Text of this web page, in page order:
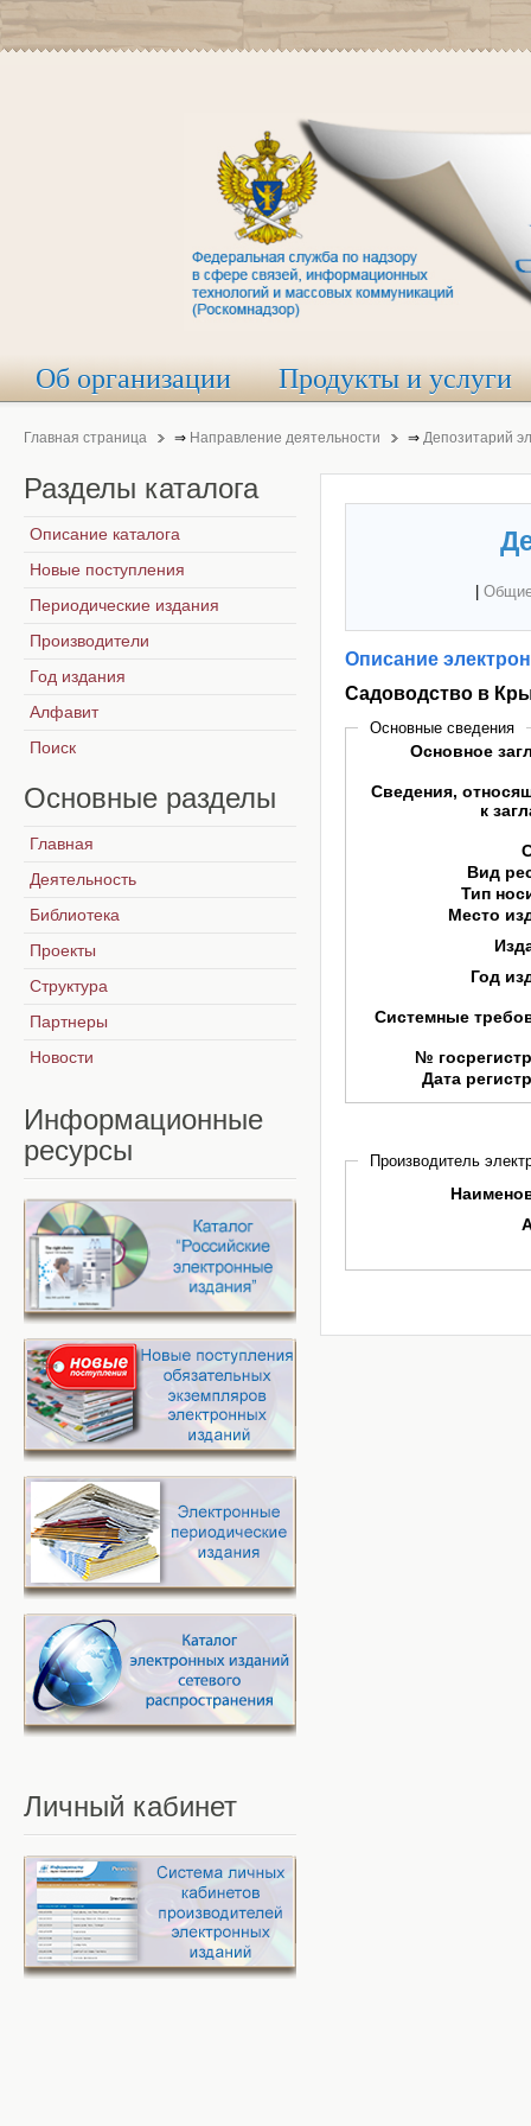
Об организации Продукты и услуги
Главная страница ⇒ Направление деятельности ⇒ Депозитарий
Описание
Садоводство в
Основные сведения
Основное
Сведения,
к
Вид
Тип
Место
Год
Системные
№
Дата
Производитель
Разделы каталога
Описание каталога
Новые поступления
Периодические издания
Производители
Год издания
Алфавит
Поиск
Основные разделы
Главная
Деятельность
Библиотека
Проекты
Структура
Партнеры
Новости
Информационные
ресурсы
Личный кабинет